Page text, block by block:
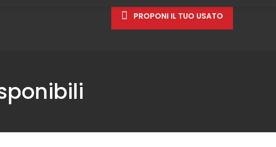
PROPONI IL TUO USATO